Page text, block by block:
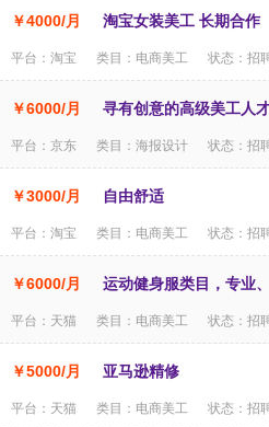
￥4000/月 淘宝女装美工 长期合作
平台：淘宝 类目：电商美工 状态：招
￥6000/月 寻有创意的高级美工人
平台：京东 类目：海报设计 状态：招
￥3000/月 自由舒适
平台：淘宝 类目：电商美工 状态：招
￥6000/月 运动健身服类目，专业
平台：天猫 类目：电商美工 状态：招
￥5000/月 亚马逊精修
平台：天猫 类目：电商美工 状态：招